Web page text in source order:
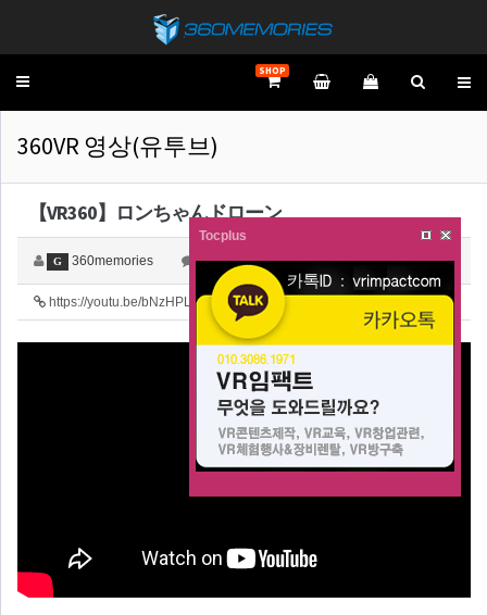
Toggle
SHOP
360VR 영상(유투브)
【VR360】ロンちゃんドローン
G 360memories 0 2,831
49
https://youtu.be/bNzHPLgKbpA
Tocplus